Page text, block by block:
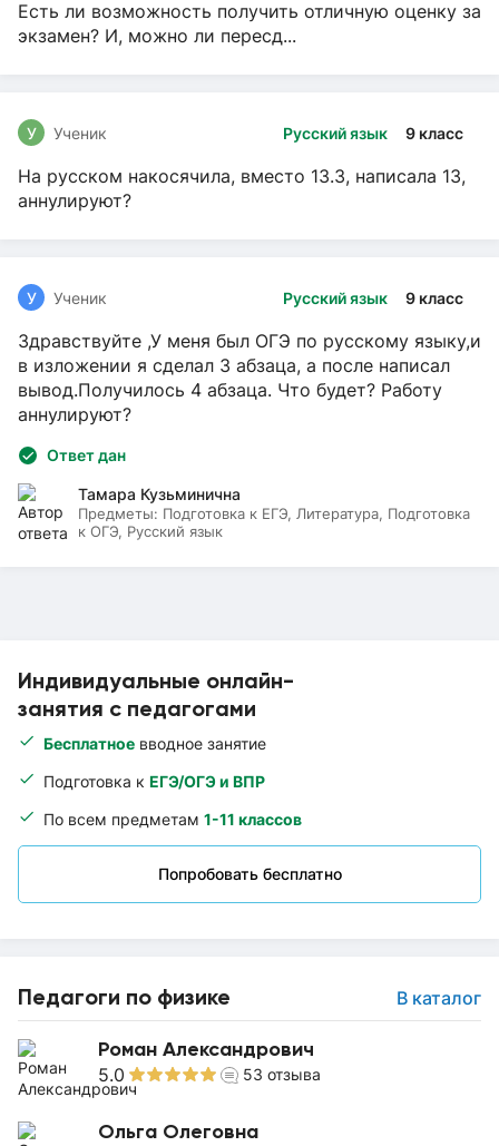
Индивидуальные онлайн-
занятия с педагогами
Бесплатное вводное занятие
Подготовка к ЕГЭ/ОГЭ и ВПР
По всем предметам 1-11 классов
Попробовать бесплатно
Педагоги по физике В каталог
Роман Александрович
5.0 53 отзыва
Ольга Олеговна
Есть ли возможность получить отличную оценку за
экзамен? И, можно ли пересд...
Русский язык 9 класс
У Ученик
На русском накосячила, вместо 13.3, написала 13,
аннулируют?
Русский язык 9 класс
У Ученик
Здравствуйте ,У меня был ОГЭ по русскому языку,и
в изложении я сделал 3 абзаца, а после написал
вывод.Получилось 4 абзаца. Что будет? Работу
аннулируют?
Ответ дан
Тамара Кузьминична
Предметы: Подготовка к ЕГЭ, Литература, Подготовка
к ОГЭ, Русский язык